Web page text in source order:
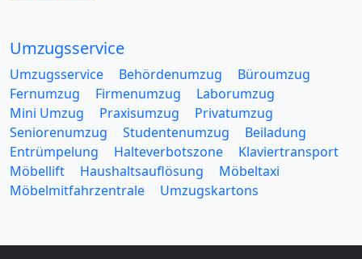
Umzugsservice
Umzugsservice Behördenumzug
Büroumzug
Fernumzug
Firmenumzug
Laborumzug
Mini Umzug
Praxisumzug
Privatumzug
Seniorenumzug
Studentenumzug
Beiladung
Entrümpelung
Halteverbotszone
Klaviertransport
Möbellift
Haushaltsauflösung
Möbeltaxi
Möbelmitfahrzentrale
Umzugskartons